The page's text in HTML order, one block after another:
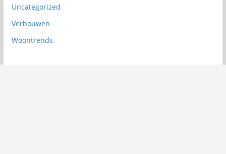
Uncategorized
Verbouwen
Woontrends